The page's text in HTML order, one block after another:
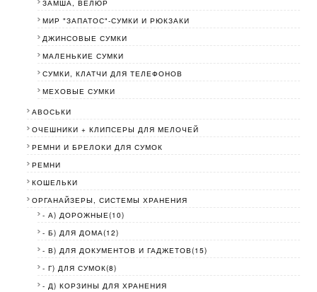
ЗАМША, ВЕЛЮР
МИР "ЗАПАТОС"-СУМКИ И РЮКЗАКИ
ДЖИНСОВЫЕ СУМКИ
МАЛЕНЬКИЕ СУМКИ
СУМКИ, КЛАТЧИ ДЛЯ ТЕЛЕФОНОВ
МЕХОВЫЕ СУМКИ
АВОСЬКИ
ОЧЕШНИКИ + КЛИПСЕРЫ ДЛЯ МЕЛОЧЕЙ
РЕМНИ И БРЕЛОКИ ДЛЯ СУМОК
РЕМНИ
КОШЕЛЬКИ
ОРГАНАЙЗЕРЫ, СИСТЕМЫ ХРАНЕНИЯ
- А) ДОРОЖНЫЕ(10)
- Б) ДЛЯ ДОМА(12)
- В) ДЛЯ ДОКУМЕНТОВ И ГАДЖЕТОВ(15)
- Г) ДЛЯ СУМОК(8)
- Д) КОРЗИНЫ ДЛЯ ХРАНЕНИЯ